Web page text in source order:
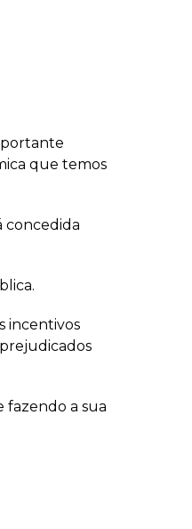
que temos
concedida
incentivos
fazendo a sua